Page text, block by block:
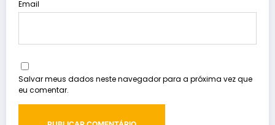
Email
Salvar meus dados neste navegador para a próxima vez que
eu comentar.